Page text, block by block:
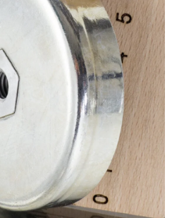
Отказ от договора